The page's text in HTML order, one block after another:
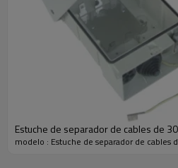
Estuche de separador de cables de
modelo : Estuche de separador de cables